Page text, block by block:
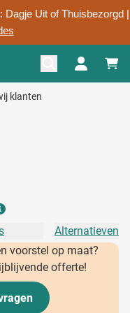
Uit of Thuisbezorgd |
klanten
Alternatieven
voorstel op maat?
offerte!